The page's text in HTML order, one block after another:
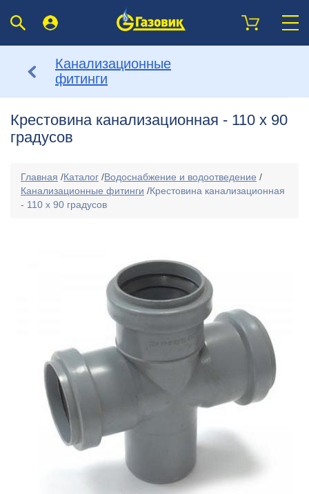
Канализационные
фитинги
Крестовина канализационная - 110 х 90
градусов
Главная /Каталог /Водоснабжение и водоотведение /
Канализационные фитинги /Крестовина канализационная
- 110 х 90 градусов